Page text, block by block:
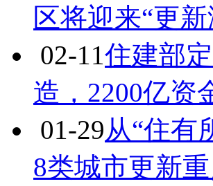
区将迎来“更新
02-11住建部
造，2200亿资
01-29从“住有
8类城市更新